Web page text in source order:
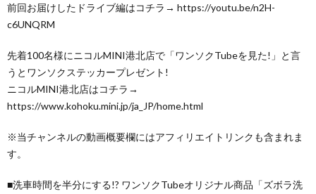
前回お届けしたドライブ編はコチラ→ https://youtu.be/n2H-
c6UNQRM
先着100名様にニコルMINI港北店で「ワンソクTubeを見た!」と言
うとワンソクステッカープレゼント!
ニコルMINI港北店はコチラ→
https://www.kohoku.mini.jp/ja_JP/home.html
※当チャンネルの動画概要欄にはアフィリエイトリンクも含まれま
す。
■洗車時間を半分にする!? ワンソクTubeオリジナル商品「ズボラ洗